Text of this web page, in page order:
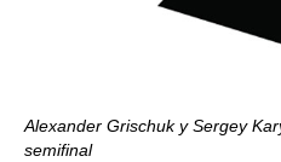
Alexander Grischuk y Sergey
semifinal